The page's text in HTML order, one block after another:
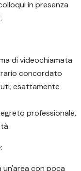
in presenza
di videochiamata
concordato
esattamente
professionale,
un'area con poca